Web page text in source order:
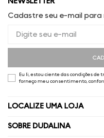
Cadastre seu e-mail
Eu li, estou ciente das condições de
forneço meu consentimento,
LOCALIZE UMA LOJA
SOBRE DUDALINA